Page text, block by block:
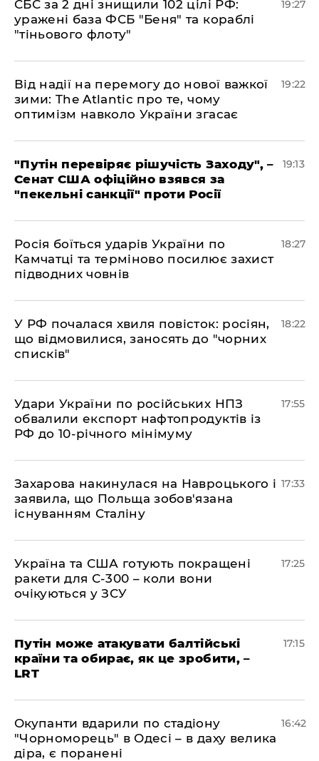
​СБС за 2 дні знищили 102 цілі РФ:
уражені база ФСБ "Беня" та кораблі
"тіньового флоту"
19:27
​Від надії на перемогу до нової важкої
зими: The Atlantic про те, чому
оптимізм навколо України згасає
19:22
​"Путін перевіряє рішучість Заходу", –
Сенат США офіційно взявся за
"пекельні санкції" проти Росії
19:13
​Росія боїться ударів України по
Камчатці та терміново посилює захист
підводних човнів
18:27
​У РФ почалася хвиля повісток: росіян,
що відмовилися, заносять до "чорних
списків"
18:22
​Удари України по російських НПЗ
обвалили експорт нафтопродуктів із
РФ до 10-річного мінімуму
17:55
​Захарова накинулася на Навроцького і
заявила, що Польща зобов'язана
існуванням Сталіну
17:33
​Україна та США готують покращені
ракети для С-300 – коли вони
очікуються у ЗСУ
17:25
​Путін може атакувати балтійські
країни та обирає, як це зробити, –
LRT
17:15
​Окупанти вдарили по стадіону
"Чорноморець" в Одесі – в даху велика
діра, є поранені
16:42